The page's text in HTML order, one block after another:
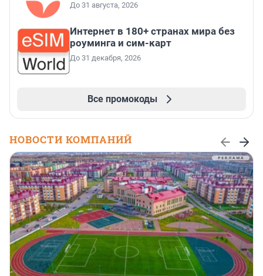
До 31 августа, 2026
Интернет в 180+ странах мира без
роуминга и сим-карт
До 31 декабря, 2026
Все промокоды
НОВОСТИ КОМПАНИЙ